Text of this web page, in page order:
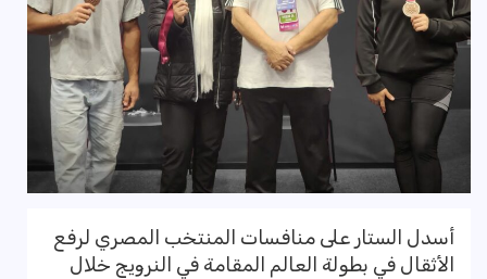
أسدل الستار على منافسات المنتخب المصري لرفع
الأثقال في بطولة العالم المقامة في النرويج خلال